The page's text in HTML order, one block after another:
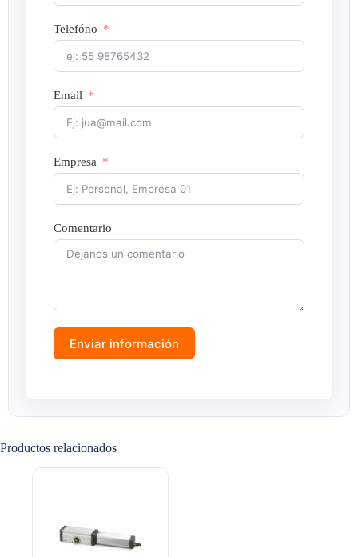
Telefóno
Email
Empresa
Comentario
Enviar información
Productos relacionados